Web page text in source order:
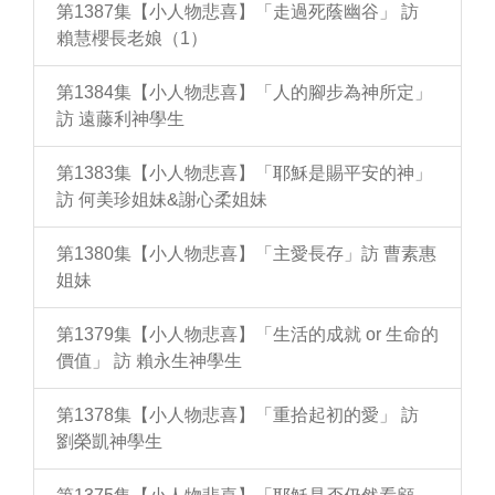
第1387集【小人物悲喜】「走過死蔭幽谷」 訪
賴慧櫻長老娘（1）
第1384集【小人物悲喜】「人的腳步為神所定」
訪 遠藤利神學生
第1383集【小人物悲喜】「耶穌是賜平安的神」
訪 何美珍姐妹&謝心柔姐妹
第1380集【小人物悲喜】「主愛長存」訪 曹素惠
姐妹
第1379集【小人物悲喜】「生活的成就 or 生命的
價值」 訪 賴永生神學生
第1378集【小人物悲喜】「重拾起初的愛」 訪
劉榮凱神學生